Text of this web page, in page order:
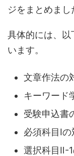
ジをまとめまし
具体的には、以
います。
文章作法の
キーワード
受験申込書
必須科目Ⅰ
選択科目Ⅱ-